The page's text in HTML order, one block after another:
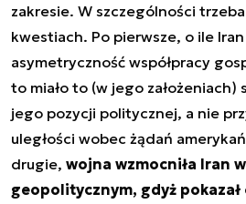
zakresie. W szczególności
kwestiach. Po pierwsze, o ile
asymetryczność współpracy
to miało to (w jego założeniach)
jego pozycji politycznej, a nie
uległości wobec żądań
drugie, wojna wzmocniła Iran
geopolitycznym, gdyż